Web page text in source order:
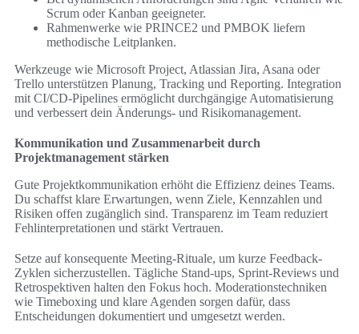
Scrum oder Kanban geeigneter.
Rahmenwerke wie PRINCE2 und PMBOK liefern
methodische Leitplanken.
Werkzeuge wie Microsoft Project, Atlassian Jira, Asana oder
Trello unterstützen Planung, Tracking und Reporting. Integration
mit CI/CD-Pipelines ermöglicht durchgängige Automatisierung
und verbessert dein Änderungs- und Risikomanagement.
Kommunikation und Zusammenarbeit durch
Projektmanagement stärken
Gute Projektkommunikation erhöht die Effizienz deines Teams.
Du schaffst klare Erwartungen, wenn Ziele, Kennzahlen und
Risiken offen zugänglich sind. Transparenz im Team reduziert
Fehlinterpretationen und stärkt Vertrauen.
Setze auf konsequente Meeting-Rituale, um kurze Feedback-
Zyklen sicherzustellen. Tägliche Stand-ups, Sprint-Reviews und
Retrospektiven halten den Fokus hoch. Moderationstechniken
wie Timeboxing und klare Agenden sorgen dafür, dass
Entscheidungen dokumentiert und umgesetzt werden.